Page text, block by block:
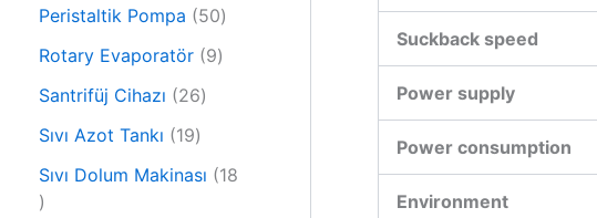
r
n
ü
r
n
Peristaltik Pompa 505
ü
Rotary Evaporatör 99
Santrifüj Cihazı 262
r
Sıvı Azot Tankı 191
ü
Sıvı Dolum Makinası
18
1
Suckback speed
Power supply
Power consumption
Environment